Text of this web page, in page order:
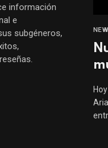
información
e
subgéneros,